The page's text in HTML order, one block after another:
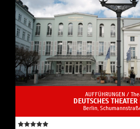
AUFFÜHRUNGEN /
DEUTSCHES
Berlin,